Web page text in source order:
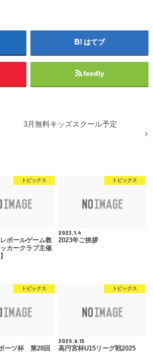
はてブ
feedly
3月無料キッズスクール予定
トピックス
ボールゲーム教
カークラブ主催
トピックス
2023.1.4
2023年ご挨拶
トピックス
ーツ杯 第28回
トピックス
2025.6.15
高円宮杯U15リーグ戦2025